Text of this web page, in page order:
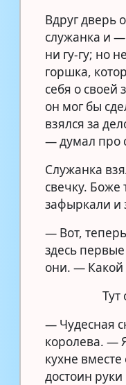
Вдруг дверь
служанка и
ни гу-гу; но
горшка,
себя о своей
он мог бы
взялся за
— думал про
Служанка
свечку. Боже
зафыркали и
— Вот,
здесь
они. — Какой
Тут
— Чудесная
королева. —
кухне
достоин